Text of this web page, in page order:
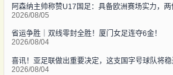
阿森纳主帅称赞U17国足：具备欧洲赛场实力，
2026/08/05
省运争胜｜双线零封全胜！厦门女足连夺6金！
2026/08/04
喜讯！亚足联做出重要决定，这支国字号球队将
2026/08/04